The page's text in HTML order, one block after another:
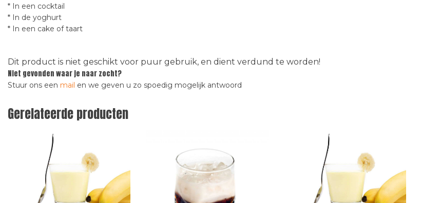
* In een cocktail
* In de yoghurt
* In een cake of taart
Dit product is niet geschikt voor puur gebruik, en dient verdund te worden!
Niet gevonden waar je naar zocht?
Stuur ons een mail en we geven u zo spoedig mogelijk antwoord
Gerelateerde producten